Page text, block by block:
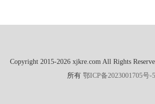
Copyright 2015-2026 xjkre.com All Rights
所有 鄂ICP备2023001705号-5